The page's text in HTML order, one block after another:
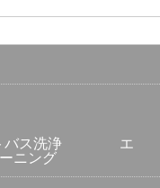
ットバス洗浄 エ
ニング